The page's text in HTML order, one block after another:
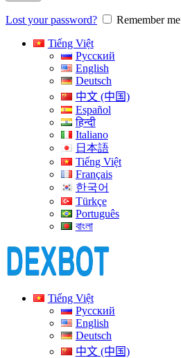
Lost your password?
Remember me
Tiếng Việt
Русский
English
Deutsch
中文 (中国)
Español
हिन्दी
Italiano
日本語
Tiếng Việt
Français
한국어
Türkçe
Português
বাংলা
Tiếng Việt
Русский
English
Deutsch
中文 (中国)